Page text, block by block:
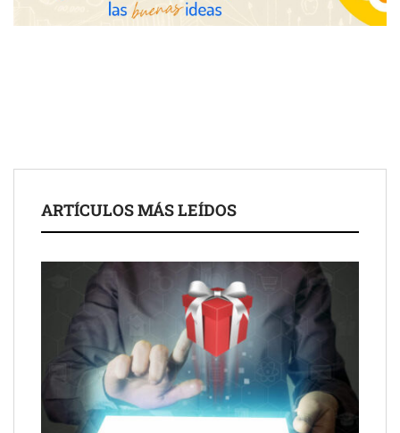
La luz roja, el nuevo aftersun, actúa en la recuperación de la piel
Eulalia Roig lanza ‘The Journal’, una revista digital mensual de
entrevistas y fotografía editorial
ARTÍCULOS MÁS LEÍDOS